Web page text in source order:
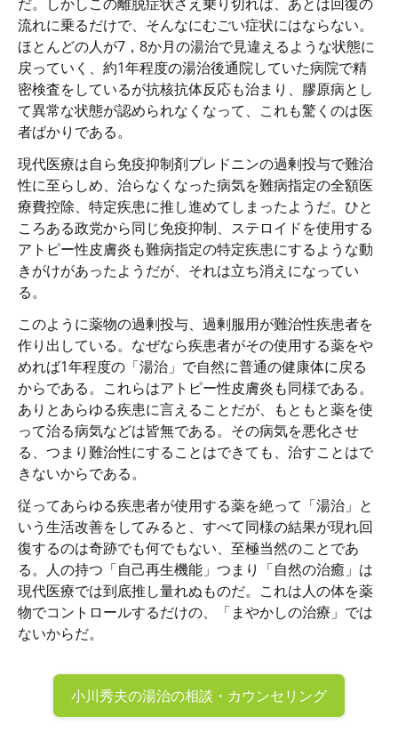
流れに乗るだけで、そんなにむごい症状にはならない。
ほとんどの人が7，8か月の湯治で見違えるような状態に
戻っていく、約1年程度の湯治後通院していた病院で精
密検査をしているが抗核抗体反応も治まり、膠原病とし
て異常な状態が認められなくなって、これも驚くのは医
者ばかりである。
現代医療は自ら免疫抑制剤プレドニンの過剰投与で難治
性に至らしめ、治らなくなった病気を難病指定の全額医
療費控除、特定疾患に推し進めてしまったようだ。ひと
ころある政党から同じ免疫抑制、ステロイドを使用する
アトピー性皮膚炎も難病指定の特定疾患にするような動
きがけがあったようだが、それは立ち消えになってい
る。
このように薬物の過剰投与、過剰服用が難治性疾患者を
作り出している。なぜなら疾患者がその使用する薬をや
めれば1年程度の「湯治」で自然に普通の健康体に戻る
からである。これらはアトピー性皮膚炎も同様である。
ありとあらゆる疾患に言えることだが、もともと薬を使
って治る病気などは皆無である。その病気を悪化させ
る、つまり難治性にすることはできても、治すことはで
きないからである。
従ってあらゆる疾患者が使用する薬を絶って「湯治」と
いう生活改善をしてみると、すべて同様の結果が現れ回
復するのは奇跡でも何でもない、至極当然のことであ
る。人の持つ「自己再生機能」つまり「自然の治癒」は
現代医療では到底推し量れぬものだ。これは人の体を薬
物でコントロールするだけの、「まやかしの治療」では
ないからだ。
小川秀夫の湯治の相談・カウンセリング